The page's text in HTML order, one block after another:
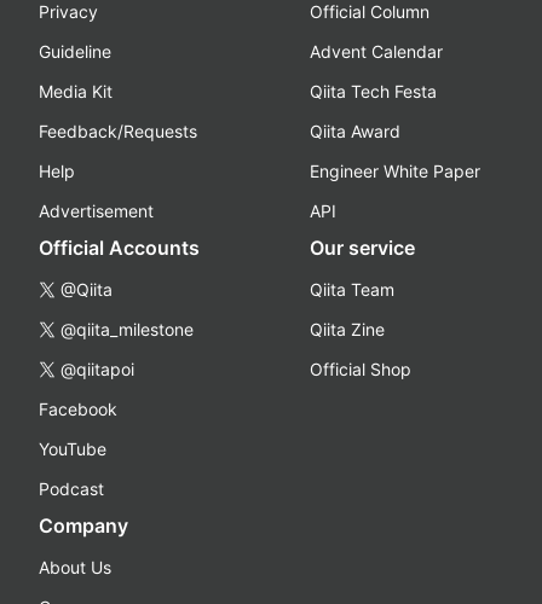
Privacy
Guideline
Media Kit
Feedback/Requests
Help
Advertisement
Official Column
Advent Calendar
Qiita Tech Festa
Qiita Award
Engineer White Paper
API
Official Accounts
@Qiita
@qiita_milestone
@qiitapoi
Facebook
YouTube
Podcast
Our service
Qiita Team
Qiita Zine
Official Shop
Company
About Us